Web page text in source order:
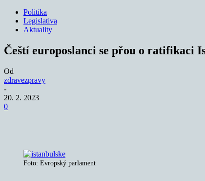
Politika
Legislativa
Aktuality
Čeští europoslanci se přou o ratifikaci
Od
zdravezpravy
-
20. 2. 2023
0
Foto: Evropský parlament